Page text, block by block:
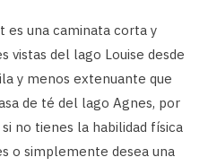
es una caminata corta y
vistas del lago Louise desde
y menos extenuante que
de té del lago Agnes, por
no tienes la habilidad física
o simplemente desea una